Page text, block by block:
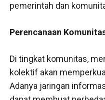
pemerintah dan
Perencanaan
Di tingkat komunitas,
kolektif akan
Adanya jaringan